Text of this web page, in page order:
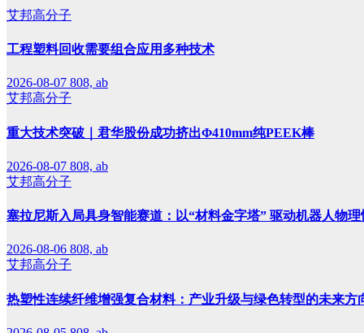
艾邦高分子
工程塑料回收需要组合应用多种技术
2026-08-07 808, ab
艾邦高分子
重大技术突破｜君华股份成功挤出Φ410mm纯PEEK棒
2026-08-07 808, ab
艾邦高分子
塞拉尼斯入局具身智能赛道：以“材料金字塔” 驱动机器人物
2026-08-06 808, ab
艾邦高分子
热塑性连续纤维增强复合材料：产业升级与绿色转型的未来方